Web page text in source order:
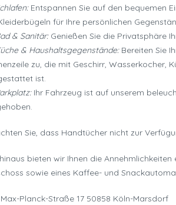
Entspannen Sie auf den bequemen
für Ihre persönlichen
& Sanitär:Genießen Sie die Privatsphäre
& Haushaltsgegenstände:Bereiten Sie
zu, die mit Geschirr, Wasserkocher,
ist.
Ihr Fahrzeug ist auf unserem
Sie, dass Handtücher nicht zur
bieten wir Ihnen die
sowie eines Kaffee- und
Planck-Straße 17 50858 Köln-Marsdorf